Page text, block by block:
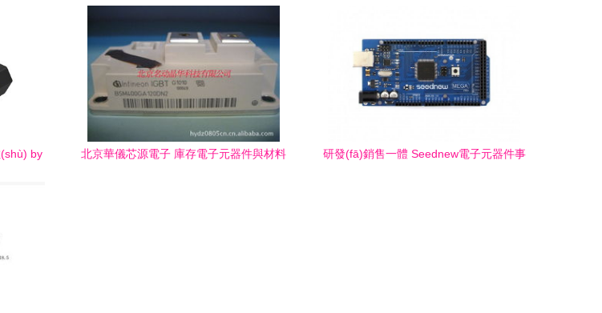
by
北京華儀芯源電子 庫存電子元器件與材料
研發(fā)銷售一體 Seednew電子元器件事